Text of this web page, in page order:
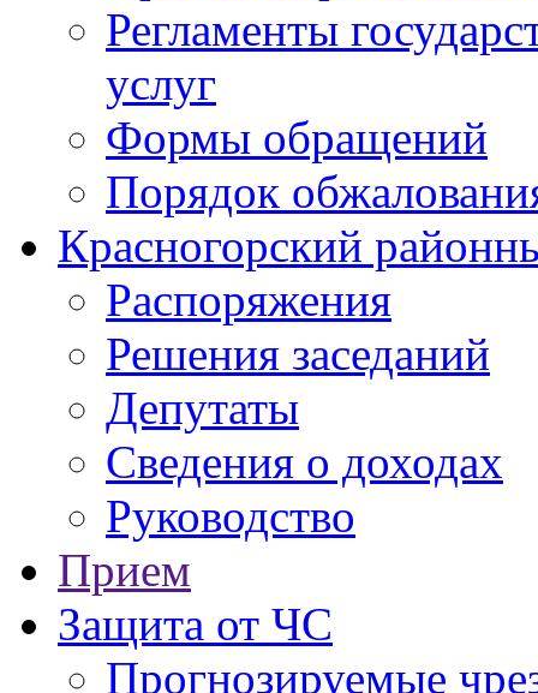
Регламенты
услуг
Формы обращений
Порядок
Красногорский
Распоряжения
Решения заседаний
Депутаты
Сведения о доходах
Руководство
Прием
Защита от ЧС
Прогнозируемые